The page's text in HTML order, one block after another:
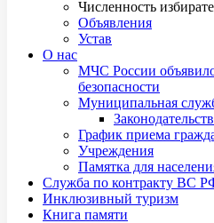
Численность
Объявления
Устав
О нас
МЧС России
безопасности
Муниципальная
График приема
Учреждения
Памятка для
Служба по контракту ВС
Инклюзивный туризм
Книга памяти